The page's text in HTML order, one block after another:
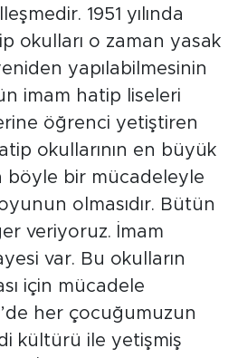
1951 yılında
okulları o zaman yasak
yapılabilmesinin
imam hatip liseleri
öğrenci yetiştiren
okullarının en büyük
böyle bir mücadeleyle
olmasıdır. Bütün
veriyoruz. İmam
var. Bu okulların
için mücadele
her çocuğumuzun
kültürü ile yetişmiş